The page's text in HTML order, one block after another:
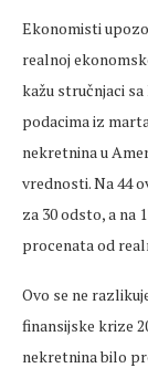
Ekonomisti
realnoj
kažu stručnjaci
podacima iz
nekretnina u
vrednosti. Na 44
za 30 odsto, a na
procenata od
Ovo se ne
finansijske krize
nekretnina bilo